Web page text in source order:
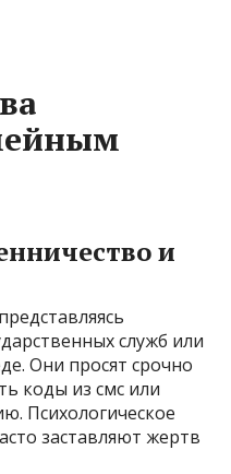
и
служб или
Они просят срочно
коды из смс или
Психологическое
заставляют жертв